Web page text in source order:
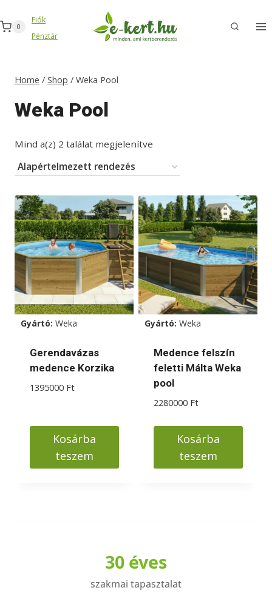
to
content
0
Fiók
Pénztár
Home / Shop / Weka Pool
Weka Pool
Mind a(z) 2 találat megjelenítve
Gyártó: Weka
Gerendavázas
medence Korzika
1395000 Ft
Kosárba
teszem
Gyártó: Weka
Medence felszín
feletti Málta Weka
pool
2280000 Ft
Kosárba
teszem
30 éves
szakmai tapasztalat